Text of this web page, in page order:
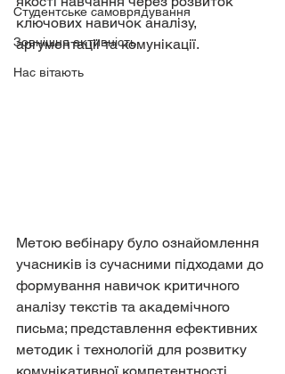
Студентське самоврядування
Зовнішня активність
Нас вітають
ключових навичок аналізу,
аргументації та комунікації.
Метою вебінару було ознайомлення
учасників із сучасними підходами до
формування навичок критичного
аналізу текстів та академічного
письма; представлення ефективних
методик і технологій для розвитку